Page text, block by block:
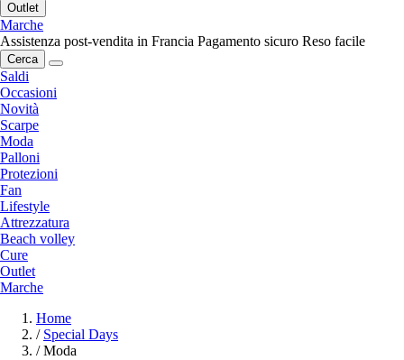
Outlet
Marche
Assistenza post-vendita in Francia Pagamento sicuro Reso facile
Cerca
Saldi
Occasioni
Novità
Scarpe
Moda
Palloni
Protezioni
Fan
Lifestyle
Attrezzatura
Beach volley
Cure
Outlet
Marche
Home
/ Special Days
/ Moda